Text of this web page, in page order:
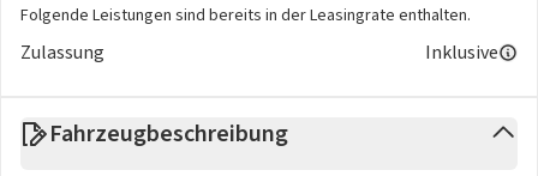
Folgende Leistungen sind bereits in der Leasingrate enthalten.
Zulassung Inklusive
Fahrzeugbeschreibung